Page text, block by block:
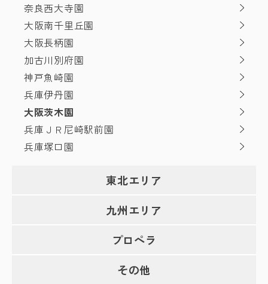
奈良西大寺園
大阪南千里丘園
大阪長柄園
加古川別府園
神戸魚崎園
兵庫伊丹園
大阪茨木園
兵庫ＪＲ尼崎駅前園
兵庫塚口園
東北エリア
九州エリア
プロペラ
その他